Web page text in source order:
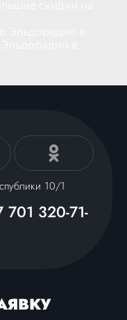
10/1
320-71-